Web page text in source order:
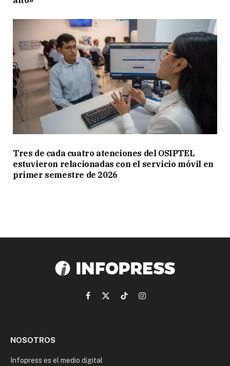
Tres de cada cuatro atenciones del OSIPTEL
estuvieron relacionadas con el servicio móvil en
primer semestre de 2026
Facebook
X
TikTokInstagram
NOSOTROS
Infopress es el medio digital